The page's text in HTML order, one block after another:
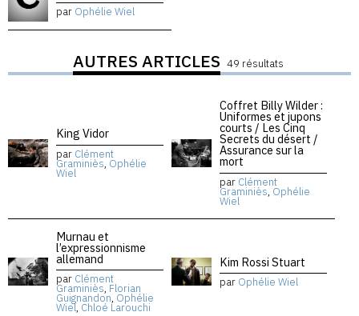
par Ophélie Wiel
AUTRES ARTICLES 49 résultats
King Vidor
par Clément
Graminiès, Ophélie
Wiel
Coffret Billy Wilder :
Uniformes et jupons
courts / Les Cinq
Secrets du désert /
Assurance sur la
mort
par Clément
Graminiès, Ophélie
Wiel
Murnau et
l’expressionnisme
allemand
par Clément
Graminiès, Florian
Guignandon, Ophélie
Wiel, Chloé Larouchi
Kim Rossi Stuart
par Ophélie Wiel